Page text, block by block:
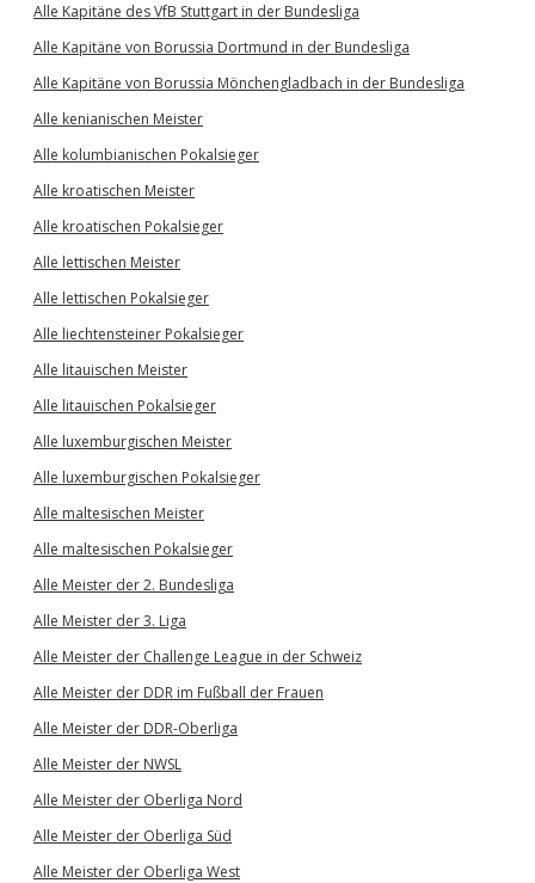
Alle Kapitäne des VfB Stuttgart in der Bundesliga
Alle Kapitäne von Borussia Dortmund in der Bundesliga
Alle Kapitäne von Borussia Mönchengladbach in der Bundesliga
Alle kenianischen Meister
Alle kolumbianischen Pokalsieger
Alle kroatischen Meister
Alle kroatischen Pokalsieger
Alle lettischen Meister
Alle lettischen Pokalsieger
Alle liechtensteiner Pokalsieger
Alle litauischen Meister
Alle litauischen Pokalsieger
Alle luxemburgischen Meister
Alle luxemburgischen Pokalsieger
Alle maltesischen Meister
Alle maltesischen Pokalsieger
Alle Meister der 2. Bundesliga
Alle Meister der 3. Liga
Alle Meister der Challenge League in der Schweiz
Alle Meister der DDR im Fußball der Frauen
Alle Meister der DDR-Oberliga
Alle Meister der NWSL
Alle Meister der Oberliga Nord
Alle Meister der Oberliga Süd
Alle Meister der Oberliga West